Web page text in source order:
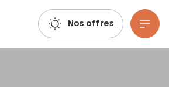
Respirez, imaginez, réservez : les réservations estivales 2027 sont déjà ouvertes !
Nos offres